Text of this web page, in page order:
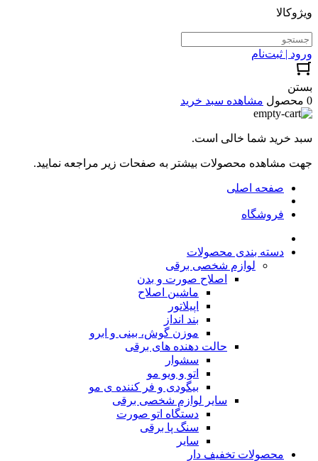
ویژوکالا
ورود | ثبت‌نام
بستن
0 محصول
مشاهده سبد خرید
سبد خرید شما خالی است.
جهت مشاهده محصولات بیشتر به صفحات زیر مراجعه نمایید.
صفحه اصلی
فروشگاه
دسته بندی محصولات
لوازم شخصی برقی
اصلاح صورت و بدن
ماشین اصلاح
اپیلاتور
بند انداز
موزن گوش، بینی و ابرو
حالت دهنده های برقی
سشوار
اتو و ویو مو
بیگودی و فر کننده ی مو
سایر لوازم شخصی برقی
دستگاه اتو صورت
سنگ پا برقی
سایر
محصولات تخفیف دار